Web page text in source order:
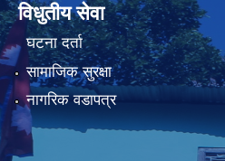
विधुतीय सेवा
घटना दर्ता
सामाजिक सुरक्षा
नागरिक वडापत्र